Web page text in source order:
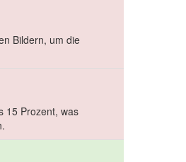
Bildern, um die
15 Prozent, was